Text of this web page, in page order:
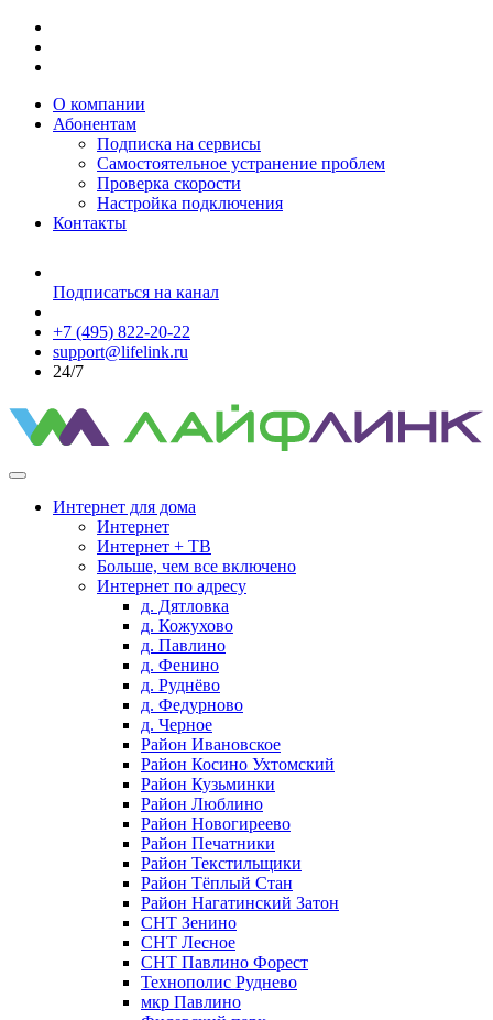
О компании
Абонентам
Подписка на сервисы
Самостоятельное устранение проблем
Проверка скорости
Настройка подключения
Контакты
Подписаться на канал
+7 (495) 822-20-22
support@lifelink.ru
24/7
Интернет для дома
Интернет
Интернет + ТВ
Больше, чем все включено
Интернет по адресу
д. Дятловка
д. Кожухово
д. Павлино
д. Фенино
д. Руднёво
д. Федурново
д. Черное
Район Ивановское
Район Косино Ухтомский
Район Кузьминки
Район Люблино
Район Новогиреево
Район Печатники
Район Текстильщики
Район Тёплый Стан
Район Нагатинский Затон
СНТ Зенино
СНТ Лесное
СНТ Павлино Форест
Технополис Руднево
мкр Павлино